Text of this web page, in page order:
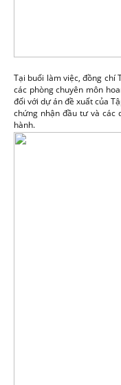
Tại buổi làm việc, đồng chí
các phòng chuyên môn
đối với dự án đề xuất của
chứng nhận đầu tư và các
hành.